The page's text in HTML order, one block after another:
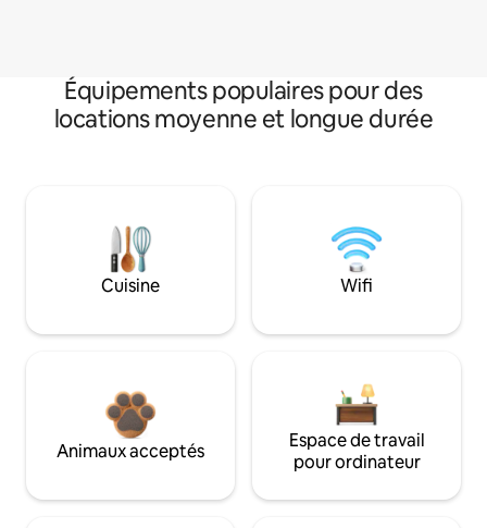
Équipements populaires pour des
locations moyenne et longue durée
Cuisine Wifi
Animaux acceptés
Espace de travail
pour ordinateur